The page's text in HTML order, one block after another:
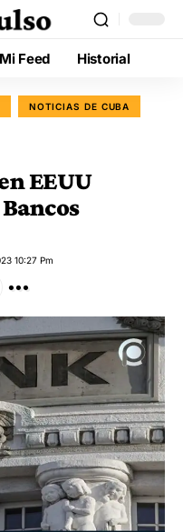
Mi Feed Historial
NOTICIAS DE CUBA
EEUU
10:27 Pm